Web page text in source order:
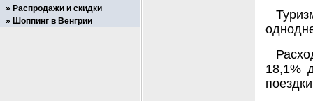
18,1%
Распродажи и скидки
Шоппинг в Венгрии